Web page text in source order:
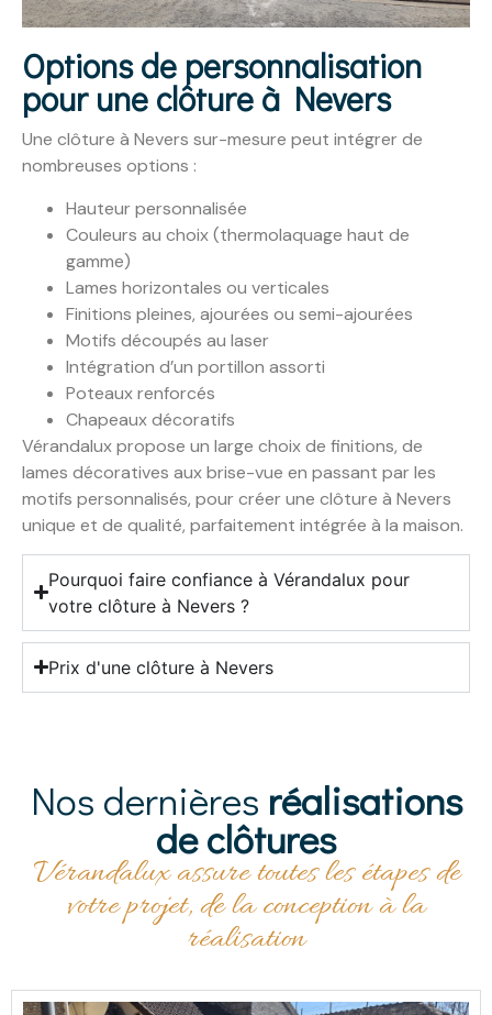
Options de personnalisation
pour une clôture à Nevers
Une clôture à Nevers sur-mesure peut intégrer de
nombreuses options :
Hauteur personnalisée
Couleurs au choix (thermolaquage haut de
gamme)
Lames horizontales ou verticales
Finitions pleines, ajourées ou semi-ajourées
Motifs découpés au laser
Intégration d’un portillon assorti
Poteaux renforcés
Chapeaux décoratifs
Vérandalux propose un large choix de finitions, de
lames décoratives aux brise-vue en passant par les
motifs personnalisés, pour créer une clôture à Nevers
unique et de qualité, parfaitement intégrée à la maison.
Pourquoi faire confiance à Vérandalux pour
votre clôture à Nevers ?
Prix d'une clôture à Nevers
Nos dernières réalisations
de clôtures
Vérandalux assure toutes les étapes de
votre projet, de la conception à la
réalisation